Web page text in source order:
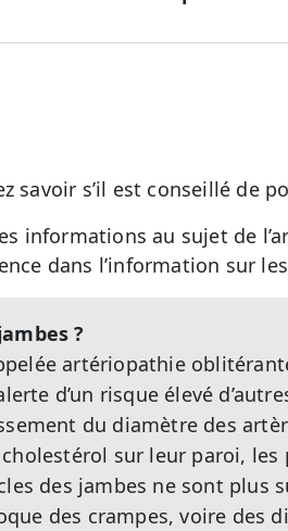
savoir s’il est conseillé de
informations au sujet de
dans l’information sur
?
artériopathie
d’un risque élevé
du diamètre des
sur leur paroi, les
des jambes ne sont plus
des crampes, voire des